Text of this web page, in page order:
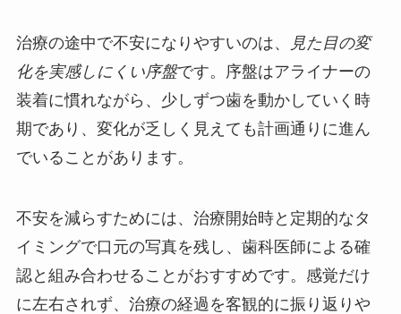
治療の途中で不安になりやすいのは、
見た目の変
化を実感しにくい序盤です。序盤はアライナーの
装着に慣れながら、少しずつ歯を動かしていく時
期であり、変化が乏しく見えても計画通りに進ん
でいることがあります。
不安を減らすためには、治療開始時と定期的なタ
イミングで口元の写真を残し、歯科医師による確
認と組み合わせることがおすすめです。感覚だけ
に左右されず、治療の経過を客観的に振り返りや